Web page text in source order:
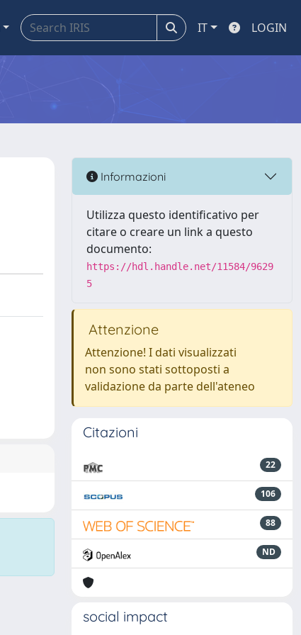
IT LOGIN
Informazioni
Utilizza questo identificativo per
citare o creare un link a questo
documento:
https://hdl.handle.net/11584/9629
5
Attenzione
Attenzione! I dati visualizzati
non sono stati sottoposti a
validazione da parte dell'ateneo
Citazioni
22
106
88
ND
social impact